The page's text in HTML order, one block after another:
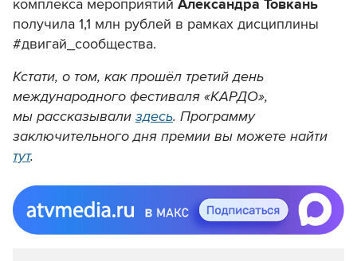
комплекса мероприятий Александра Товкань
получила 1,1 млн рублей в рамках дисциплины
#двигай_сообщества.
Кстати, о том, как прошёл третий день
международного фестиваля «КАРДО»,
мы рассказывали здесь. Программу
заключительного дня премии вы можете найти
тут.